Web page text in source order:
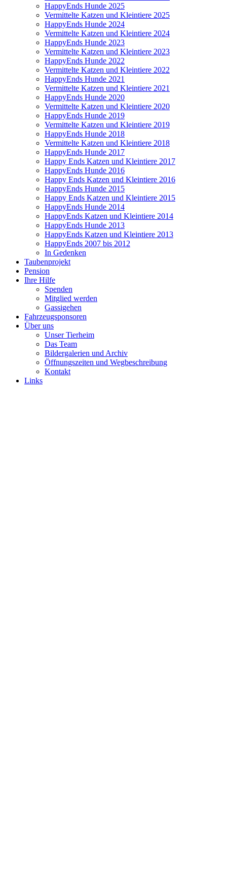
HappyEnds Hunde 2025
Vermittelte Katzen und Kleintiere 2025
HappyEnds Hunde 2024
Vermittelte Katzen und Kleintiere 2024
HappyEnds Hunde 2023
Vermittelte Katzen und Kleintiere 2023
HappyEnds Hunde 2022
Vermittelte Katzen und Kleintiere 2022
HappyEnds Hunde 2021
Vermittelte Katzen und Kleintiere 2021
HappyEnds Hunde 2020
Vermittelte Katzen und Kleintiere 2020
HappyEnds Hunde 2019
Vermittelte Katzen und Kleintiere 2019
HappyEnds Hunde 2018
Vermittelte Katzen und Kleintiere 2018
HappyEnds Hunde 2017
Happy Ends Katzen und Kleintiere 2017
HappyEnds Hunde 2016
Happy Ends Katzen und Kleintiere 2016
HappyEnds Hunde 2015
Happy Ends Katzen und Kleintiere 2015
HappyEnds Hunde 2014
HappyEnds Katzen und Kleintiere 2014
HappyEnds Hunde 2013
HappyEnds Katzen und Kleintiere 2013
HappyEnds 2007 bis 2012
In Gedenken
Taubenprojekt
Pension
Ihre Hilfe
Spenden
Mitglied werden
Gassigehen
Fahrzeugsponsoren
Über uns
Unser Tierheim
Das Team
Bildergalerien und Archiv
Öffnungszeiten und Wegbeschreibung
Kontakt
Links